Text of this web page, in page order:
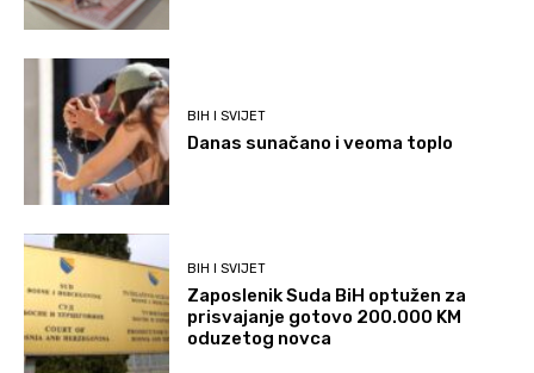
BIH I SVIJET
Danas sunačano i veoma toplo
BIH I SVIJET
Zaposlenik Suda BiH optužen za
prisvajanje gotovo 200.000 KM
oduzetog novca